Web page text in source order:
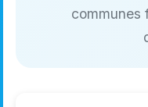
communes